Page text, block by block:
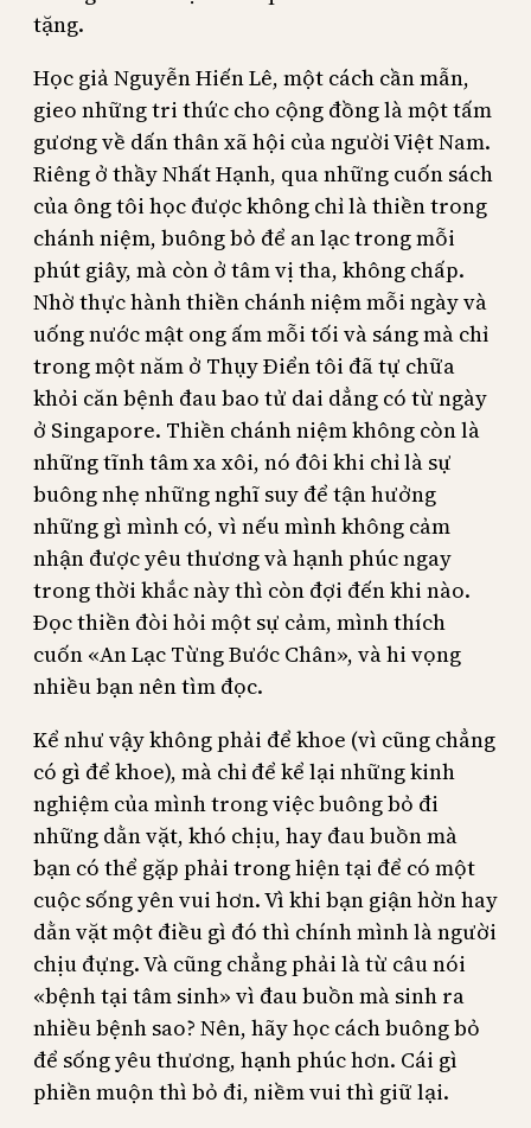
tặng.
Học giả Nguyễn Hiến Lê, một cách cần mẫn,
gieo những tri thức cho cộng đồng là một tấm
gương về dấn thân xã hội của người Việt Nam.
Riêng ở thầy Nhất Hạnh, qua những cuốn sách
của ông tôi học được không chỉ là thiền trong
chánh niệm, buông bỏ để an lạc trong mỗi
phút giây, mà còn ở tâm vị tha, không chấp.
Nhờ thực hành thiền chánh niệm mỗi ngày và
uống nước mật ong ấm mỗi tối và sáng mà chỉ
trong một năm ở Thụy Điển tôi đã tự chữa
khỏi căn bệnh đau bao tử dai dẳng có từ ngày
ở Singapore. Thiền chánh niệm không còn là
những tĩnh tâm xa xôi, nó đôi khi chỉ là sự
buông nhẹ những nghĩ suy để tận hưởng
những gì mình có, vì nếu mình không cảm
nhận được yêu thương và hạnh phúc ngay
trong thời khắc này thì còn đợi đến khi nào.
Đọc thiền đòi hỏi một sự cảm, mình thích
cuốn «An Lạc Từng Bước Chân», và hi vọng
nhiều bạn nên tìm đọc.
Kể như vậy không phải để khoe (vì cũng chẳng
có gì để khoe), mà chỉ để kể lại những kinh
nghiệm của mình trong việc buông bỏ đi
những dằn vặt, khó chịu, hay đau buồn mà
bạn có thể gặp phải trong hiện tại để có một
cuộc sống yên vui hơn. Vì khi bạn giận hờn hay
dằn vặt một điều gì đó thì chính mình là người
chịu đựng. Và cũng chẳng phải là từ câu nói
«bệnh tại tâm sinh» vì đau buồn mà sinh ra
nhiều bệnh sao? Nên, hãy học cách buông bỏ
để sống yêu thương, hạnh phúc hơn. Cái gì
phiền muộn thì bỏ đi, niềm vui thì giữ lại.